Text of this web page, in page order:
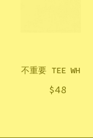
不重要 TEE
$48